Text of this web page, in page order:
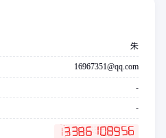
朱
16967351@qq.com
-
-